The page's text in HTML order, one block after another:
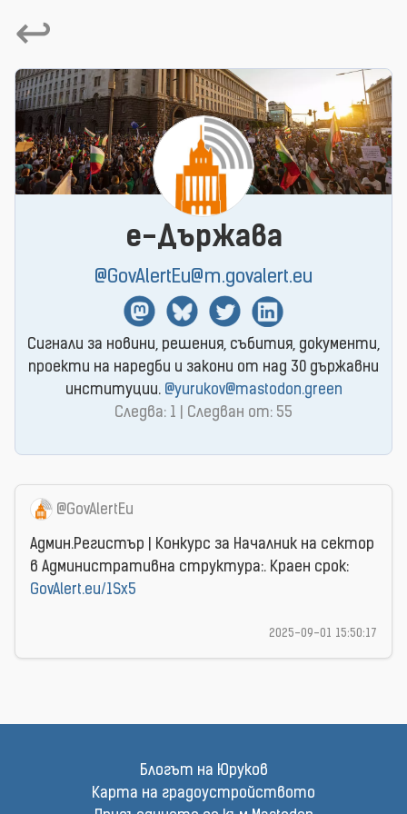
↩
e-Държава
@GovAlertEu@m.govalert.eu
MastodonBlueSkyTwitterLinkedin
Сигнали за новини, решения, събития, документи,
проекти на наредби и закони от над 30 държавни
институции. @yurukov@mastodon.green
Следва: 1 | Следван от: 55
@GovAlertEu
Админ.Регистър | Конкурс за Началник на сектор
в Административна структура:. Краен срок:
GovAlert.eu/1Sx5
2025-09-01 15:50:17
Блогът на Юруков
Карта на градоустройството